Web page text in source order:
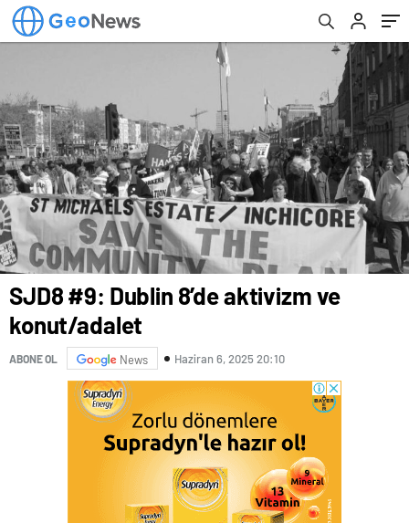
SJD8 #9: Dublin 8’de aktivizm ve
konut/adalet
ABONE OL News Haziran 6, 2025 20:10